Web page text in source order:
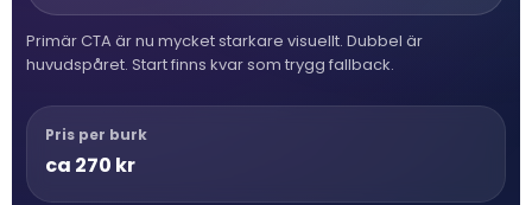
Primär CTA är nu mycket starkare visuellt. Dubbel är
huvudspåret. Start finns kvar som trygg fallback.
Pris per burk
ca 270 kr